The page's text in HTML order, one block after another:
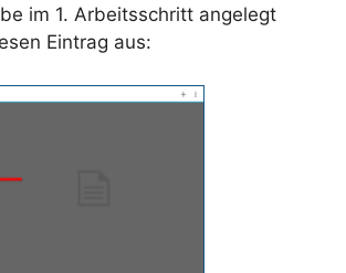
im 1. Arbeitsschritt angelegt
Eintrag aus: